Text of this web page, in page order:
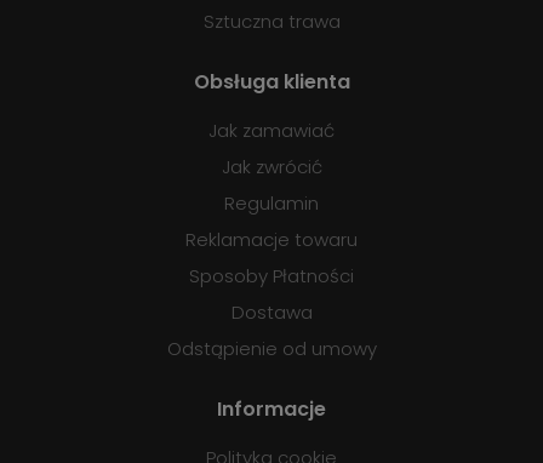
Sztuczna trawa
Obsługa klienta
Jak zamawiać
Jak zwrócić
Regulamin
Reklamacje towaru
Sposoby Płatności
Dostawa
Odstąpienie od umowy
Informacje
Polityka cookie